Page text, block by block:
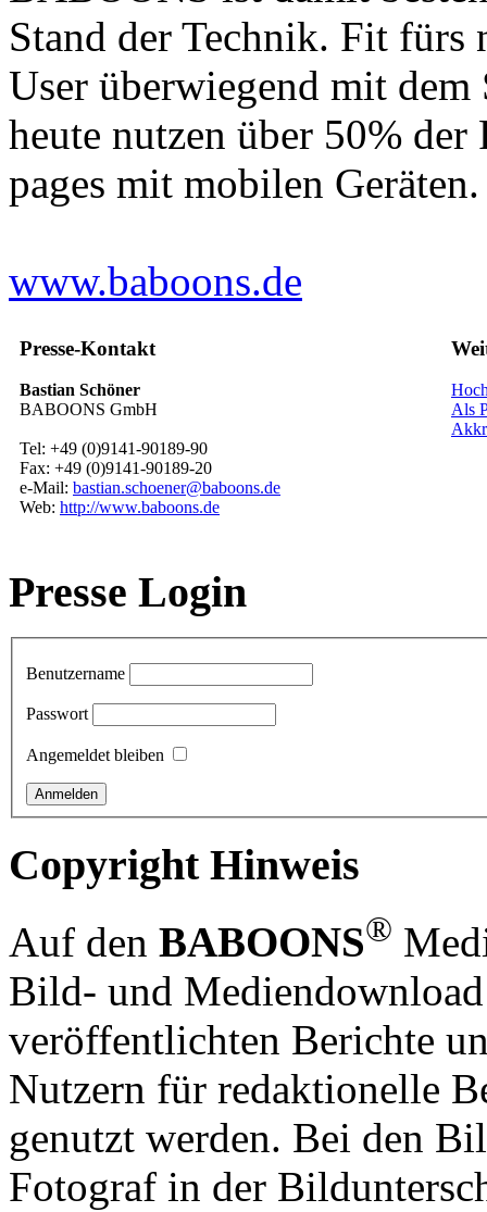
Stand der Technik. Fit fürs
User überwiegend mit dem
heute nutzen über 50%
pages mit mobilen
www.baboons.de
Presse-Kontakt
Bastian Schöner
BABOONS GmbH
Tel: +49 (0)9141-90189-90
Fax: +49 (0)9141-90189-20
e-Mail: bastian.schoener@baboons.de
Web: http://www.baboons.de
Als
Presse Login
Benutzername
Passwort
Angemeldet bleiben
Copyright Hinweis
Auf den BABOONS®
Bild- und
veröffentlichten Berichte
Nutzern für redaktionelle
genutzt werden. Bei den
Fotograf in der